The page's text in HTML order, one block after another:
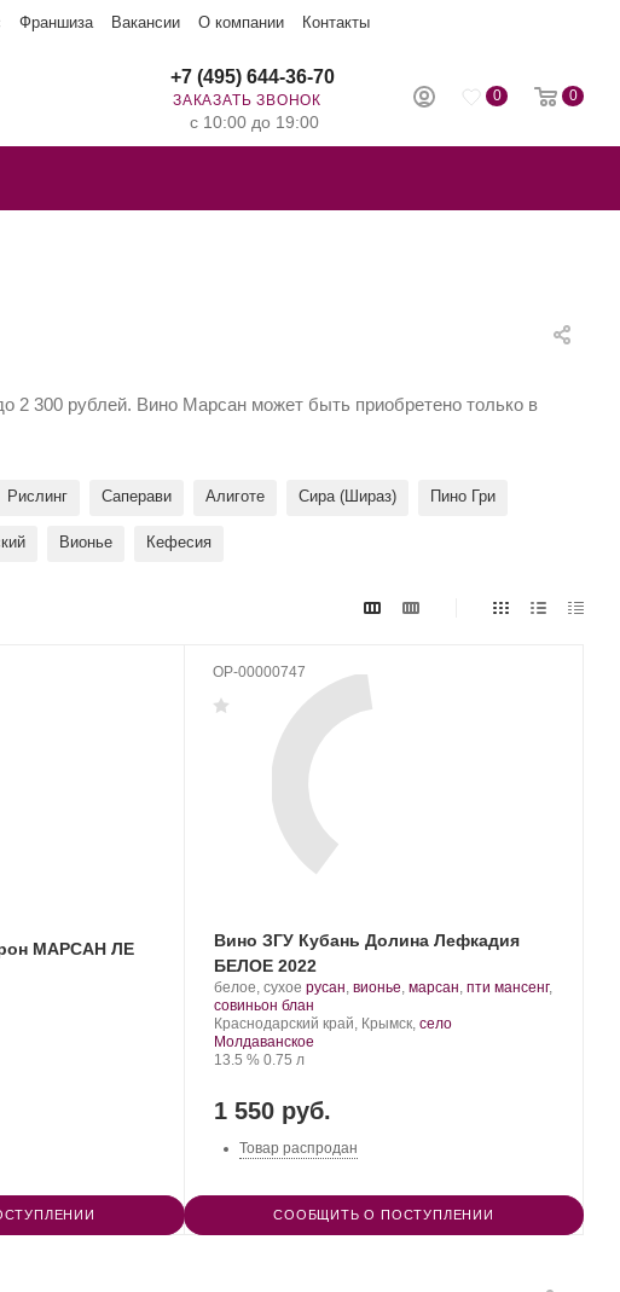
Франшиза Вакансии О компании Контакты
0 0
+7 (495) 644-36-70
ЗАКАЗАТЬ ЗВОНОК
с 10:00 до 19:00
2 300 рублей. Вино Марсан может быть приобретено только в
Рислинг Саперави Алиготе Сира (Шираз) Пино Гри
Вионье Кефесия
МАРСАН ЛЕ
OP-00000747
Вино ЗГУ Кубань Долина Лефкадия
БЕЛОЕ 2022
Производитель:
Долина
Лефкадия.
белое, сухое .
Сорт
винограда:
русан, вионье, марсан, пти мансенг,
совиньон блан
Регион:
Краснодарский край, Крымск, село
Молдаванское
Крепость
13.5 %. Объем
0.75 л
1 550 руб.
Товар распродан
СООБЩИТЬ О ПОСТУПЛЕНИИ